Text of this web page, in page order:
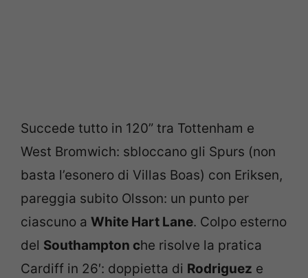
Succede tutto in 120” tra Tottenham e
West Bromwich: sbloccano gli Spurs (non
basta l’esonero di Villas Boas) con Eriksen,
pareggia subito Olsson: un punto per
ciascuno a White Hart Lane. Colpo esterno
del Southampton che risolve la pratica
Cardiff in 26′: doppietta di Rodriguez e